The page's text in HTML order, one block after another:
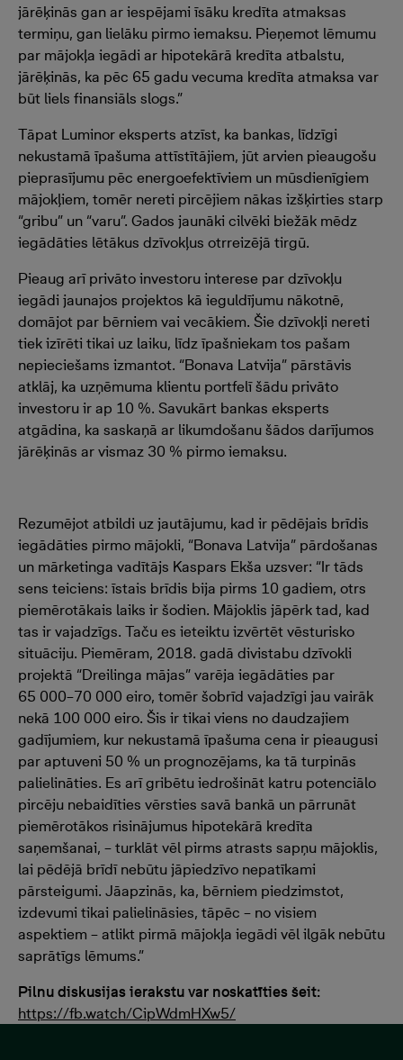
jārēķinās gan ar iespējami īsāku kredīta atmaksas
termiņu, gan lielāku pirmo iemaksu. Pieņemot lēmumu
par mājokļa iegādi ar hipotekārā kredīta atbalstu,
jārēķinās, ka pēc 65 gadu vecuma kredīta atmaksa var
būt liels finansiāls slogs.”
Tāpat Luminor eksperts atzīst, ka bankas, līdzīgi
nekustamā īpašuma attīstītājiem, jūt arvien pieaugošu
pieprasījumu pēc energoefektīviem un mūsdienīgiem
mājokļiem, tomēr nereti pircējiem nākas izšķirties starp
“gribu” un “varu”. Gados jaunāki cilvēki biežāk mēdz
iegādāties lētākus dzīvokļus otrreizējā tirgū.
Pieaug arī privāto investoru interese par dzīvokļu
iegādi jaunajos projektos kā ieguldījumu nākotnē,
domājot par bērniem vai vecākiem. Šie dzīvokļi nereti
tiek izīrēti tikai uz laiku, līdz īpašniekam tos pašam
nepieciešams izmantot. “Bonava Latvija” pārstāvis
atklāj, ka uzņēmuma klientu portfelī šādu privāto
investoru ir ap 10 %. Savukārt bankas eksperts
atgādina, ka saskaņā ar likumdošanu šādos darījumos
jārēķinās ar vismaz 30 % pirmo iemaksu.
Rezumējot atbildi uz jautājumu, kad ir pēdējais brīdis
iegādāties pirmo mājokli, “Bonava Latvija” pārdošanas
un mārketinga vadītājs Kaspars Ekša uzsver: “Ir tāds
sens teiciens: īstais brīdis bija pirms 10 gadiem, otrs
piemērotākais laiks ir šodien. Mājoklis jāpērk tad, kad
tas ir vajadzīgs. Taču es ieteiktu izvērtēt vēsturisko
situāciju. Piemēram, 2018. gadā divistabu dzīvokli
projektā “Dreilinga mājas” varēja iegādāties par
65 000–70 000 eiro, tomēr šobrīd vajadzīgi jau vairāk
nekā 100 000 eiro. Šis ir tikai viens no daudzajiem
gadījumiem, kur nekustamā īpašuma cena ir pieaugusi
par aptuveni 50 % un prognozējams, ka tā turpinās
palielināties. Es arī gribētu iedrošināt katru potenciālo
pircēju nebaidīties vērsties savā bankā un pārrunāt
piemērotākos risinājumus hipotekārā kredīta
saņemšanai, – turklāt vēl pirms atrasts sapņu mājoklis,
lai pēdējā brīdī nebūtu jāpiedzīvo nepatīkami
pārsteigumi. Jāapzinās, ka, bērniem piedzimstot,
izdevumi tikai palielināsies, tāpēc – no visiem
aspektiem – atlikt pirmā mājokļa iegādi vēl ilgāk nebūtu
saprātīgs lēmums.”
Pilnu diskusijas ierakstu var noskatīties šeit:
https://fb.watch/CipWdmHXw5/